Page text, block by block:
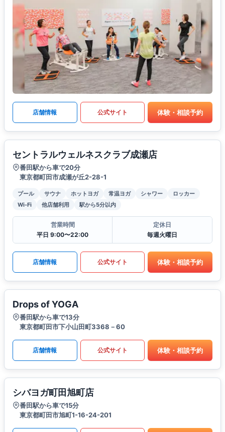
店舗情報 公式サイト 体験・相談予約
セントラルウェルネスクラブ成瀬店
番田駅から車で20分
東京都町田市成瀬が丘2-28-1
プール サウナ ホットヨガ 常温ヨガ シャワー
ロッカー
Wi-Fi
他店舗利用 駅から5分以内
営業時間
平日 9:00〜22:00
定休日
毎週火曜日
店舗情報 公式サイト 体験・相談予約
Drops of YOGA
番田駅から車で13分
東京都町田市下小山田町3368－60
店舗情報 公式サイト 体験・相談予約
シバヨガ町田旭町店
番田駅から車で15分
東京都町田市旭町1-16-24-201